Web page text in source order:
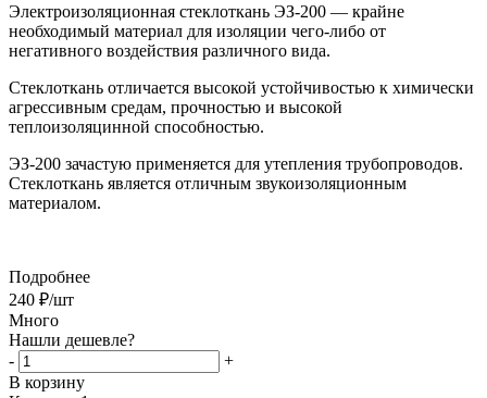
Электроизоляционная стеклоткань ЭЗ-200 — крайне
необходимый материал для изоляции чего-либо от
негативного воздействия различного вида.
Стеклоткань отличается высокой устойчивостью к химически
агрессивным средам, прочностью и высокой
теплоизоляцинной способностью.
ЭЗ-200 зачастую применяется для утепления трубопроводов.
Стеклоткань является отличным звукоизоляционным
материалом.
Подробнее
240 ₽/шт
Много
Нашли дешевле?
-
+
В корзину